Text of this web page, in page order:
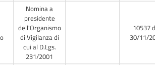
Nomina a
presidente
dell'Organismo
di Vigilanza di
cui al D.Lgs.
231/2001
10537
30/11/